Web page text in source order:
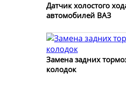
Датчик холостого
автомобилей ВАЗ
Замена задних
колодок